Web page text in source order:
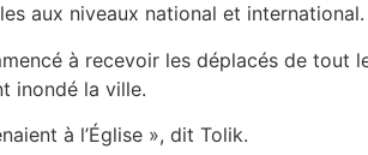
aux niveaux national et international.
à recevoir les déplacés de
inondé la ville.
à l’Église », dit Tolik.